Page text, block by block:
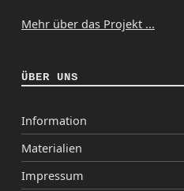
Mehr über das Projekt ...
ÜBER UNS
Information
Materialien
Impressum